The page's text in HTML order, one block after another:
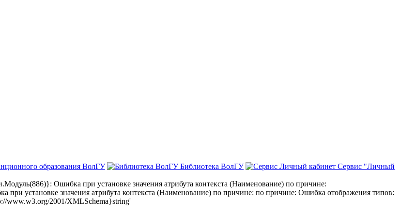
образования ВолГУ Библиотека ВолГУ
Сервис "Личный
Ошибка при установке значения атрибута контекста (Наименование) по причине:
установке значения атрибута контекста (Наименование) по причине: по причине: Ошибка отображения типов:
www.w3.org/2001/XMLSchema}string'